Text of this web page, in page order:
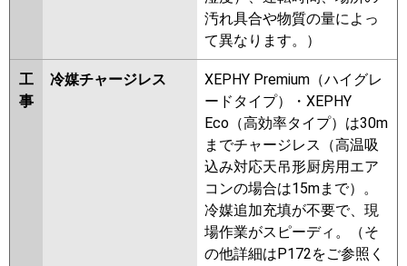
汚れ具合や物質の量によっ
て異なります。）
工
事
冷媒チャージレス
XEPHY Premium（ハイグレ
ードタイプ）・XEPHY
Eco（高効率タイプ）は30m
までチャージレス（高温吸
込み対応天吊形厨房用エア
コンの場合は15mまで）。
冷媒追加充填が不要で、現
場作業がスピーディ。（そ
の他詳細はP172をご参照く